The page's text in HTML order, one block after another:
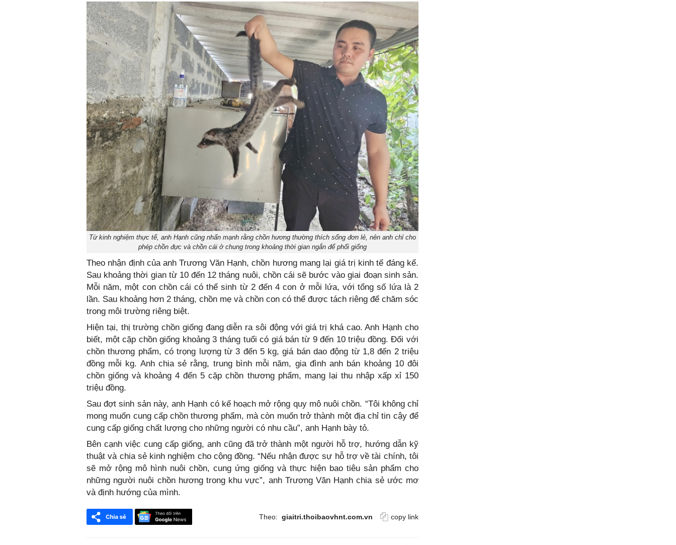
Từ kinh nghiệm thực tế, anh Hạnh cũng nhấn mạnh rằng chồn hương thường thích sống đơn lẻ, nên anh chỉ cho
phép chồn đực và chồn cái ở chung trong khoảng thời gian ngắn để phối giống
Theo nhận định của anh Trương Văn Hạnh, chồn hương mang lại giá trị kinh tế đáng kể.
Sau khoảng thời gian từ 10 đến 12 tháng nuôi, chồn cái sẽ bước vào giai đoạn sinh sản.
Mỗi năm, một con chồn cái có thể sinh từ 2 đến 4 con ở mỗi lứa, với tổng số lứa là 2
lần. Sau khoảng hơn 2 tháng, chồn mẹ và chồn con có thể được tách riêng để chăm sóc
trong môi trường riêng biệt.
Hiện tại, thị trường chồn giống đang diễn ra sôi động với giá trị khá cao. Anh Hạnh cho
biết, một cặp chồn giống khoảng 3 tháng tuổi có giá bán từ 9 đến 10 triệu đồng. Đối với
chồn thương phẩm, có trọng lượng từ 3 đến 5 kg, giá bán dao động từ 1,8 đến 2 triệu
đồng mỗi kg. Anh chia sẻ rằng, trung bình mỗi năm, gia đình anh bán khoảng 10 đôi
chồn giống và khoảng 4 đến 5 cặp chồn thương phẩm, mang lại thu nhập xấp xỉ 150
triệu đồng.
Sau đợt sinh sản này, anh Hạnh có kế hoạch mở rộng quy mô nuôi chồn. “Tôi không chỉ
mong muốn cung cấp chồn thương phẩm, mà còn muốn trở thành một địa chỉ tin cậy để
cung cấp giống chất lượng cho những người có nhu cầu”, anh Hạnh bày tỏ.
Bên cạnh việc cung cấp giống, anh cũng đã trở thành một người hỗ trợ, hướng dẫn kỹ
thuật và chia sẻ kinh nghiệm cho cộng đồng. “Nếu nhận được sự hỗ trợ về tài chính, tôi
sẽ mở rộng mô hình nuôi chồn, cung ứng giống và thực hiện bao tiêu sản phẩm cho
những người nuôi chồn hương trong khu vực”, anh Trương Văn Hạnh chia sẻ ước mơ
và định hướng của mình.
Theo: giaitri.thoibaovhnt.com.vn copy link